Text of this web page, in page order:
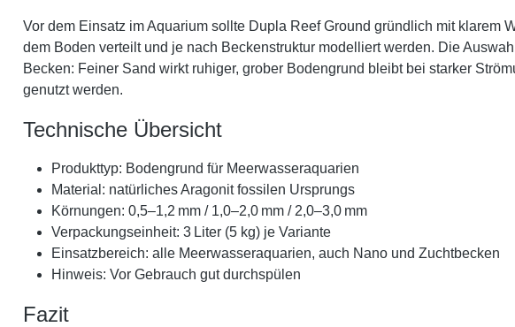
Vor dem Einsatz im Aquarium sollte Dupla Reef Ground gründlich mit klarem
dem Boden verteilt und je nach Beckenstruktur modelliert werden. Die
Becken: Feiner Sand wirkt ruhiger, grober Bodengrund bleibt bei starker
genutzt werden.
Technische Übersicht
Produkttyp: Bodengrund für Meerwasseraquarien
Material: natürliches Aragonit fossilen Ursprungs
Körnungen: 0,5–1,2 mm / 1,0–2,0 mm / 2,0–3,0 mm
Verpackungseinheit: 3 Liter (5 kg) je Variante
Einsatzbereich: alle Meerwasseraquarien, auch Nano und Zuchtbecken
Hinweis: Vor Gebrauch gut durchspülen
Fazit